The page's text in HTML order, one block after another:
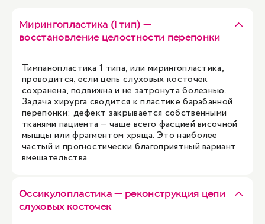
Мирингопластика (I тип) —
восстановление целостности перепонки
Тимпанопластика 1 типа, или мирингопластика,
проводится, если цепь слуховых косточек
сохранена, подвижна и не затронута болезнью.
Задача хирурга сводится к пластике барабанной
перепонки: дефект закрывается собственными
тканями пациента — чаще всего фасцией височной
мышцы или фрагментом хряща. Это наиболее
частый и прогностически благоприятный вариант
вмешательства.
Оссикулопластика — реконструкция цепи
слуховых косточек